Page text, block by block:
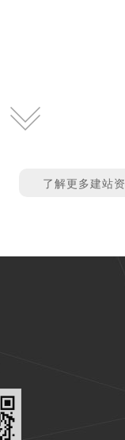
了解更多建站